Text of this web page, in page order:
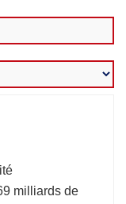
milliards de